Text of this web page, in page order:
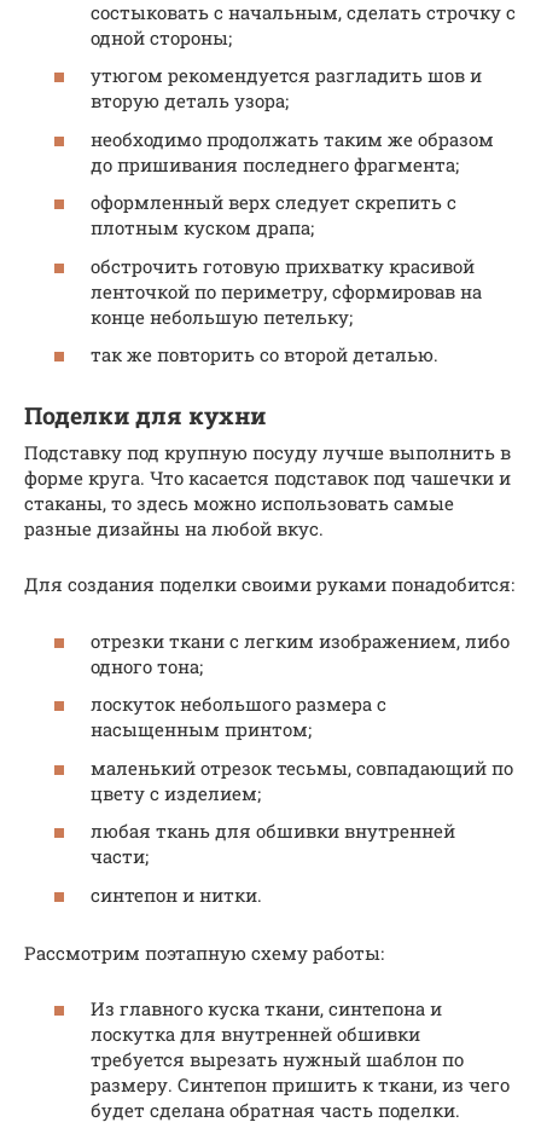
состыковать с начальным, сделать строчку с
одной стороны;
утюгом рекомендуется разгладить шов и
вторую деталь узора;
необходимо продолжать таким же образом
до пришивания последнего фрагмента;
оформленный верх следует скрепить с
плотным куском драпа;
обстрочить готовую прихватку красивой
ленточкой по периметру, сформировав на
конце небольшую петельку;
так же повторить со второй деталью.
Поделки для кухни
Подставку под крупную посуду лучше выполнить в
форме круга. Что касается подставок под чашечки и
стаканы, то здесь можно использовать самые
разные дизайны на любой вкус.
Для создания поделки своими руками понадобится:
отрезки ткани с легким изображением, либо
одного тона;
лоскуток небольшого размера с
насыщенным принтом;
маленький отрезок тесьмы, совпадающий по
цвету с изделием;
любая ткань для обшивки внутренней
части;
синтепон и нитки.
Рассмотрим поэтапную схему работы:
Из главного куска ткани, синтепона и
лоскутка для внутренней обшивки
требуется вырезать нужный шаблон по
размеру. Синтепон пришить к ткани, из чего
будет сделана обратная часть поделки.